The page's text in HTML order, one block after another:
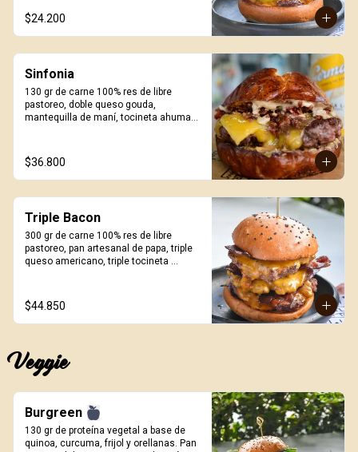
$24.200
Sinfonia
130 gr de carne 100% res de libre
pastoreo, doble queso gouda,
mantequilla de maní, tocineta ahumada
$36.800
Triple Bacon
300 gr de carne 100% res de libre
pastoreo, pan artesanal de papa, triple
queso americano, triple tocineta
$44.850
Veggie
Burgreen
130 gr de proteína vegetal a base de
quinoa, curcuma, frijol y orellanas. Pan